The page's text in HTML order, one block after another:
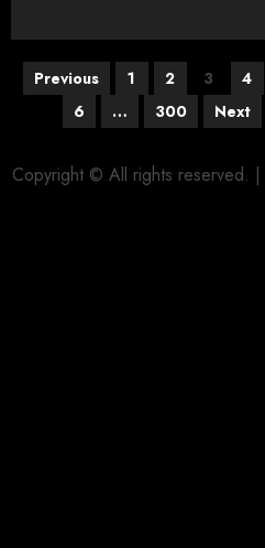
Previous 1 2 3 4
6
… 300 Next
Copyright © All rights reserved. |